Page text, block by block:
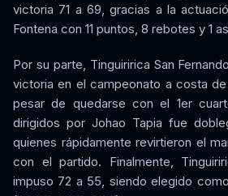
victoria 71 a 69, gracias a la
Fontena con 11 puntos, 8 rebotes y 1
Por su parte, Tinguiririca San
victoria en el campeonato a costa
pesar de quedarse con el 1er
dirigidos por Johao Tapia fue
quienes rápidamente revirtieron el
con el partido. Finalmente,
impuso 72 a 55, siendo elegido